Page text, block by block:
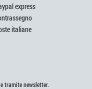
express
italiane
tramite newsletter.